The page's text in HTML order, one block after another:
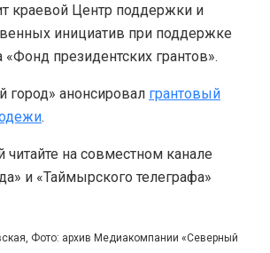
краевой Центр поддержки и
инициатив при поддержке
президентских грантов».
город» анонсировал грантовый
.
на совместном канале
и «Таймырского телеграфа»
Фото: архив Медиакомпании «Северный